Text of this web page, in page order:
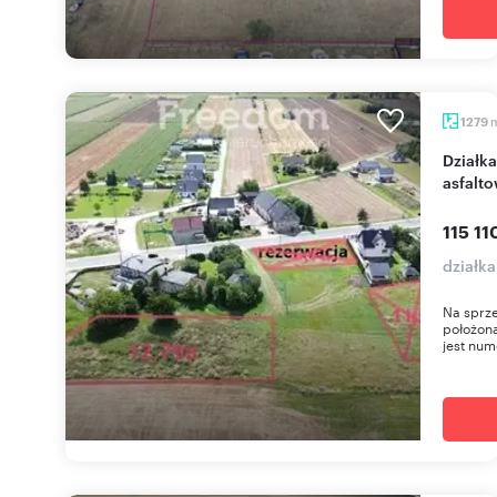
1279
Działka budowlana 1279 m² z mediami i dojazdem
115
Na
jest